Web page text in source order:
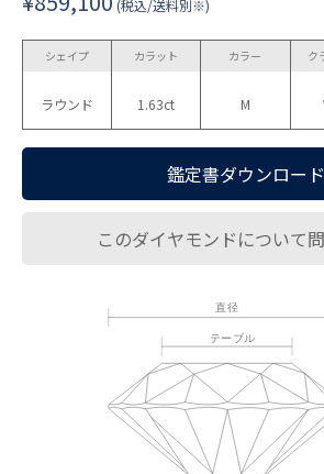
(税込/送料別※)
シェイプ
ラウンド
カラット
1.63ct
カラー
M
ク
鑑定書ダウンロード
このダイヤモンドについて